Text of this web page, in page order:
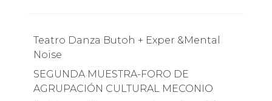
Teatro Danza Butoh + Exper &Mental
Noise
SEGUNDA MUESTRA-FORO DE
AGRUPACIÓN CULTURAL MECONIO